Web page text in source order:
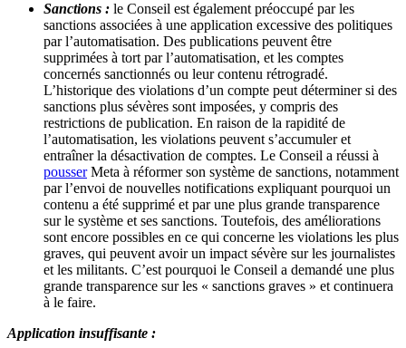
Sanctions : le Conseil est également préoccupé par les
sanctions associées à une application excessive des politiques
par l’automatisation. Des publications peuvent être
supprimées à tort par l’automatisation, et les comptes
concernés sanctionnés ou leur contenu rétrogradé.
L’historique des violations d’un compte peut déterminer si des
sanctions plus sévères sont imposées, y compris des
restrictions de publication. En raison de la rapidité de
l’automatisation, les violations peuvent s’accumuler et
entraîner la désactivation de comptes. Le Conseil a réussi à
pousserMeta à réformer son système de sanctions, notamment
par l’envoi de nouvelles notifications expliquant pourquoi un
contenu a été supprimé et par une plus grande transparence
sur le système et ses sanctions. Toutefois, des améliorations
sont encore possibles en ce qui concerne les violations les plus
graves, qui peuvent avoir un impact sévère sur les journalistes
et les militants. C’est pourquoi le Conseil a demandé une plus
grande transparence sur les « sanctions graves » et continuera
à le faire.
Application insuffisante :